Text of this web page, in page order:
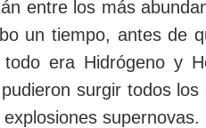
entre los más
un tiempo, antes de
era Hidrógeno y
surgir todos
supernovas.